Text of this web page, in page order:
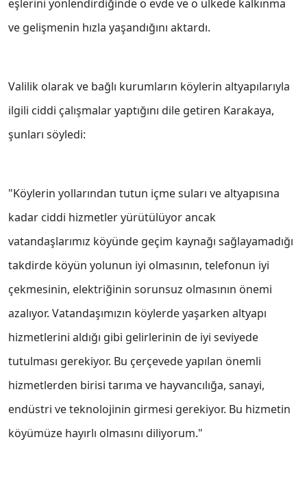
eşlerini yönlendirdiğinde o evde ve o ülkede kalkınma
ve gelişmenin hızla yaşandığını aktardı.
Valilik olarak ve bağlı kurumların köylerin altyapılarıyla
ilgili ciddi çalışmalar yaptığını dile getiren Karakaya,
şunları söyledi:
"Köylerin yollarından tutun içme suları ve altyapısına
kadar ciddi hizmetler yürütülüyor ancak
vatandaşlarımız köyünde geçim kaynağı sağlayamadığı
takdirde köyün yolunun iyi olmasının, telefonun iyi
çekmesinin, elektriğinin sorunsuz olmasının önemi
azalıyor. Vatandaşımızın köylerde yaşarken altyapı
hizmetlerini aldığı gibi gelirlerinin de iyi seviyede
tutulması gerekiyor. Bu çerçevede yapılan önemli
hizmetlerden birisi tarıma ve hayvancılığa, sanayi,
endüstri ve teknolojinin girmesi gerekiyor. Bu hizmetin
köyümüze hayırlı olmasını diliyorum."